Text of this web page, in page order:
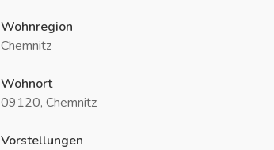
Wohnregion
Chemnitz
Wohnort
09120, Chemnitz
Vorstellungen